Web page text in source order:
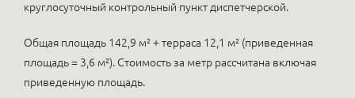
круглосуточный контрольный пункт диспетчерской.
Общая площадь 142,9 м² + терраса 12,1 м² (приведенная
площадь = 3,6 м²). Стоимость за метр рассчитана включая
приведенную площадь.